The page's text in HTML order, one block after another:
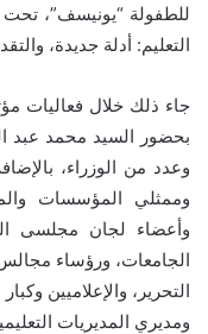
للطفولة “يونيسف”،
التعليم: أدلة جديدة،
جاء ذلك خلال فعاليات
بحضور السيد محمد عبد
وعدد من الوزراء،
وممثلي المؤسسات
وأعضاء لجان مجلسى
الجامعات، ورؤساء مجالس
التحرير، والإعلاميين
ومديري المديريات